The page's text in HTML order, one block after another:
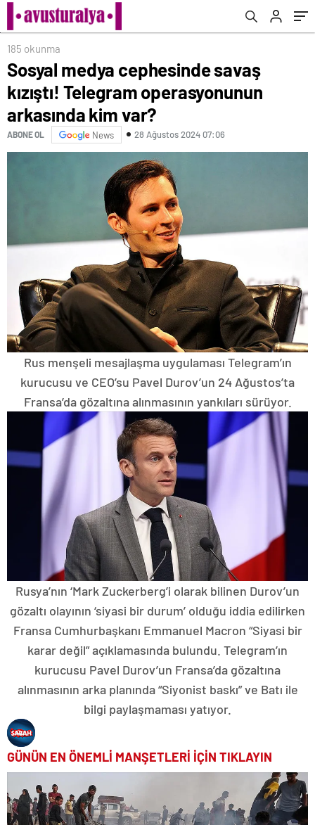
185 okunma
Sosyal medya cephesinde savaş
kızıştı! Telegram operasyonunun
arkasında kim var?
ABONE OL News 28 Ağustos 2024 07:06
Rus menşeli mesajlaşma uygulaması Telegram’ın
kurucusu ve CEO’su Pavel Durov’un 24 Ağustos’ta
Fransa’da gözaltına alınmasının yankıları sürüyor.
Rusya’nın ‘Mark Zuckerberg’i olarak bilinen Durov’un
gözaltı olayının ‘siyasi bir durum’ olduğu iddia edilirken
Fransa Cumhurbaşkanı Emmanuel Macron “Siyasi bir
karar değil” açıklamasında bulundu. Telegram’ın
kurucusu Pavel Durov’un Fransa’da gözaltına
alınmasının arka planında “Siyonist baskı” ve Batı ile
bilgi paylaşmaması yatıyor.
GÜNÜN EN ÖNEMLİ MANŞETLERİ İÇİN TIKLAYIN